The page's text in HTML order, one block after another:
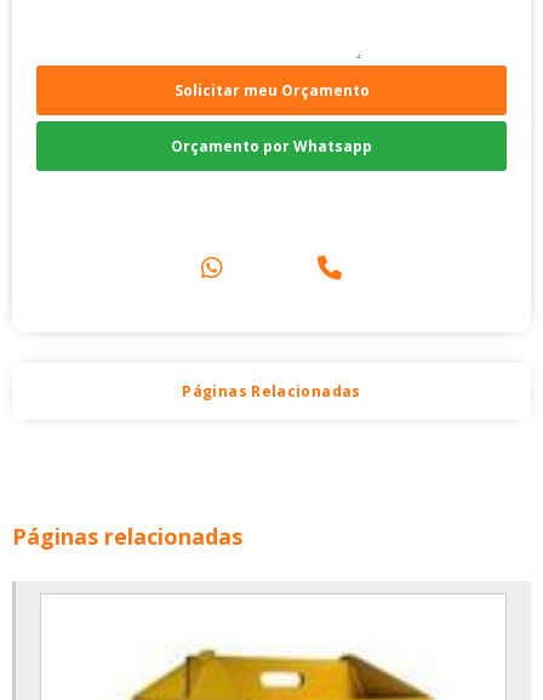
Solicitar meu Orçamento
Orçamento por Whatsapp
Páginas Relacionadas
Páginas relacionadas